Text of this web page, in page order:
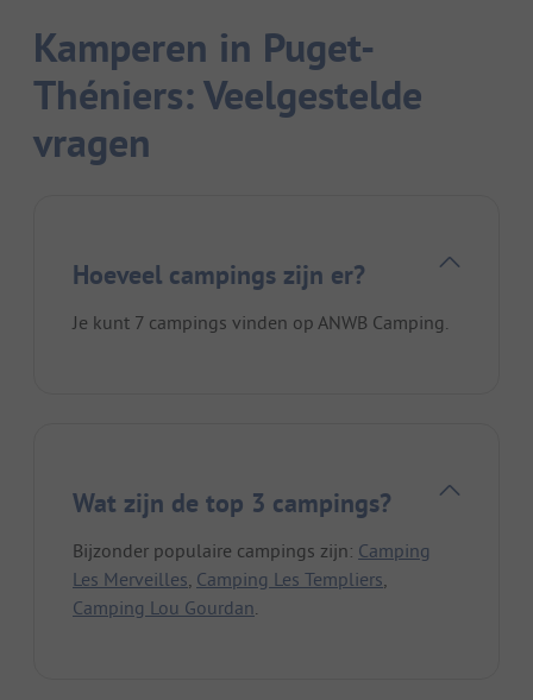
Kamperen in Puget-
Théniers: Veelgestelde
vragen
Hoeveel campings zijn er?
Je kunt 7 campings vinden op ANWB Camping.
Wat zijn de top 3 campings?
Bijzonder populaire campings zijn: Camping
Les Merveilles Camping Les Templiers
Camping Lou Gourdan